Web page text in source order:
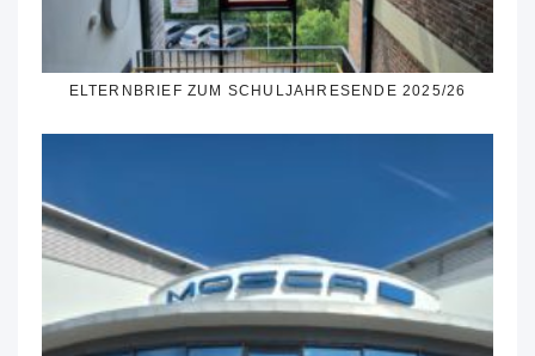
ELTERNBRIEF ZUM SCHULJAHRESENDE 2025/26